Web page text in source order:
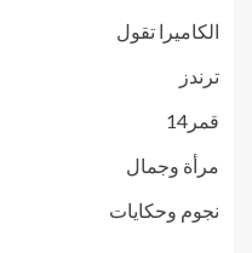
الكاميرا تقول
ترندز
قمر14
مرأة وجمال
نجوم وحكايات